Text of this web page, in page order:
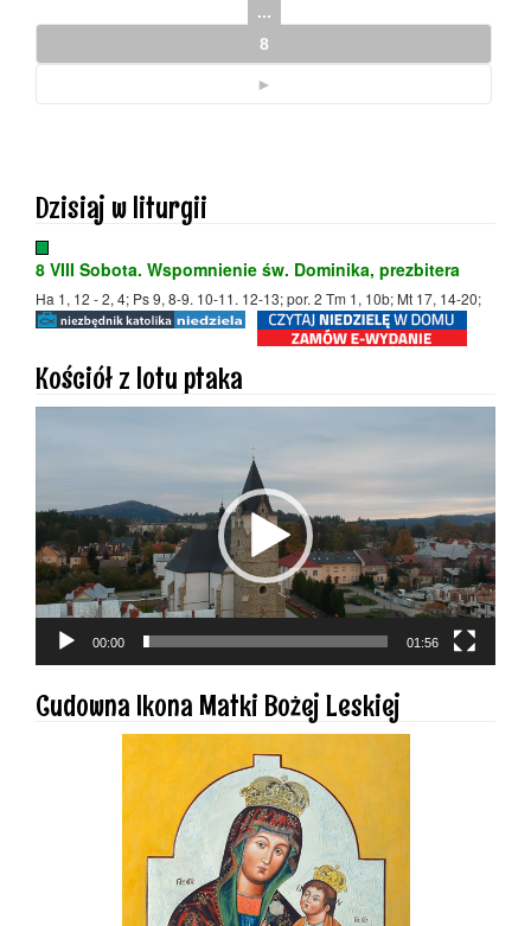
...
8
►
Dzisiaj w liturgii
8 VIII Sobota. Wspomnienie św. Dominika, prezbitera
Ha 1, 12 - 2, 4; Ps 9, 8-9. 10-11. 12-13; por. 2 Tm 1, 10b; Mt 17, 14-20;
Kościół z lotu ptaka
00:00 01:56
Cudowna Ikona Matki Bożej Leskiej